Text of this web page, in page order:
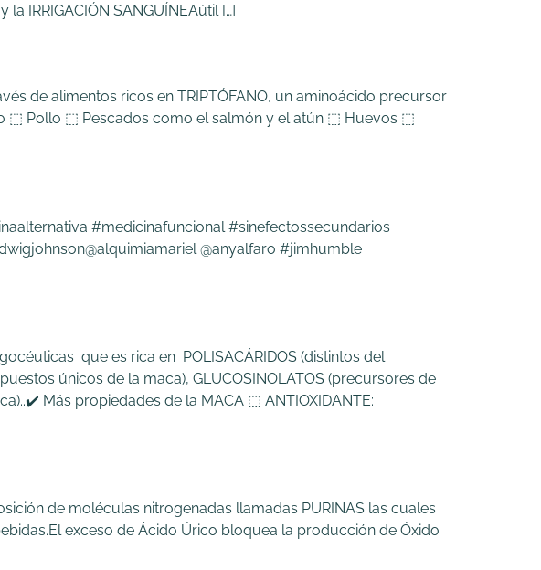
IRRIGACIÓN SANGUÍNEAútil […]
de alimentos ricos en TRIPTÓFANO, un aminoácido precursor
⬚ Pollo ⬚ Pescados como el salmón y el atún ⬚ Huevos ⬚
#medicinafuncional #sinefectossecundarios
@anyalfaro #jimhumble
que es rica en POLISACÁRIDOS (distintos del
únicos de la maca), GLUCOSINOLATOS (precursores de
Más propiedades de la MACA ⬚ ANTIOXIDANTE:
de moléculas nitrogenadas llamadas PURINAS las cuales
exceso de Ácido Úrico bloquea la producción de Óxido